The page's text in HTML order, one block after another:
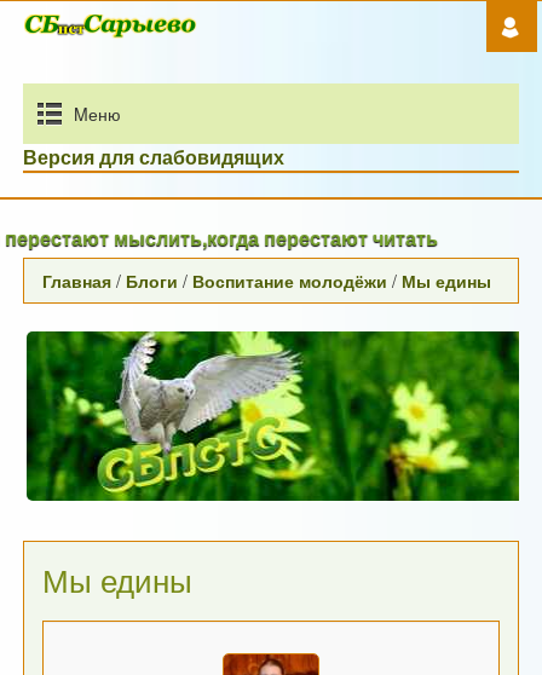
Mеню
Версия для слабовидящих
мыслить,когда перестают читать
Главная / Блоги / Воспитание молодёжи / Мы едины
Мы едины